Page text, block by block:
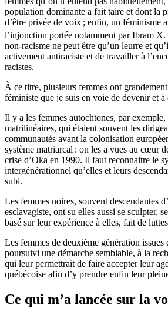
population dominante a fait taire et dont la
d’être privée de voix ; enfin, un féminisme
l’injonction portée notamment par Ibram
non-racisme ne peut être qu’un leurre et
activement antiraciste et de travailler à
racistes.
À ce titre, plusieurs femmes ont
féministe que je suis en voie de devenir et
Il y a les femmes autochtones, par exemple,
matrilinéaires, qui étaient souvent les
communautés avant la colonisation
système matriarcal : on les a vues au cœur
crise d’Oka en 1990. Il faut reconnaitre le
intergénérationnel qu’elles et leurs
subi.
Les femmes noires, souvent descendantes
esclavagiste, ont su elles aussi se sculpter,
basé sur leur expérience à elles, fait de
Les femmes de deuxième génération
poursuivi une démarche semblable, à la
qui leur permettrait de faire accepter leur
québécoise afin d’y prendre enfin leur
Ce qui m’a lancée sur la